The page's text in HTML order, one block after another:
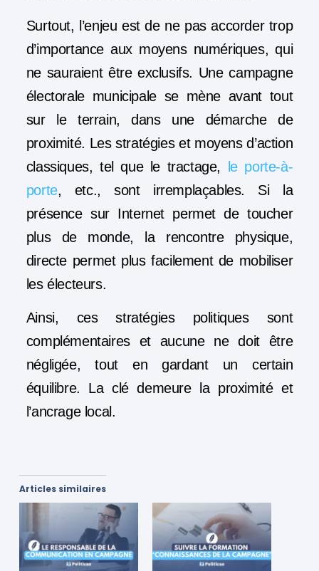
Surtout, l’enjeu est de ne pas accorder trop
d’importance aux moyens numériques, qui
ne sauraient être exclusifs. Une campagne
électorale municipale se mène avant tout
sur le terrain, dans une démarche de
proximité. Les stratégies et moyens d’action
classiques, tel que le tractage, le porte-à-
porte, etc., sont irremplaçables. Si la
présence sur Internet permet de toucher
plus de monde, la rencontre physique,
directe permet plus facilement de mobiliser
les électeurs.
Ainsi, ces stratégies politiques sont
complémentaires et aucune ne doit être
négligée, tout en gardant un certain
équilibre. La clé demeure la proximité et
l’ancrage local.
Articles similaires